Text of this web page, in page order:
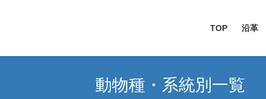
TOP 沿革
動物種・系統別一覧